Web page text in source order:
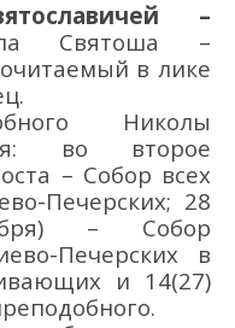
й –
Святоша –
в лике
Николы
во второе
– Собор всех
Печерских; 28
– Собор
Печерских в
и 14(27)